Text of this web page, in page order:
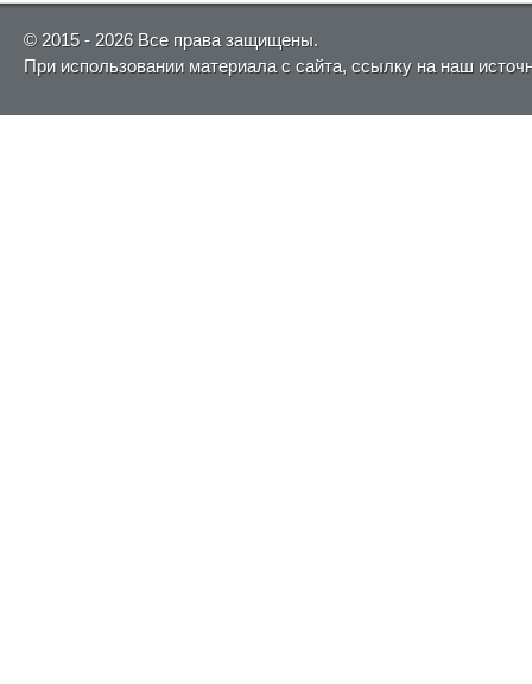
© 2015 - 2026 Все права защищены.
При использовании материала с сайта, ссылку на наш